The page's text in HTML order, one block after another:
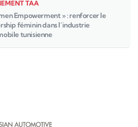
TAA
Empowerment » : renforcer le
féminin dans l’industrie
tunisienne